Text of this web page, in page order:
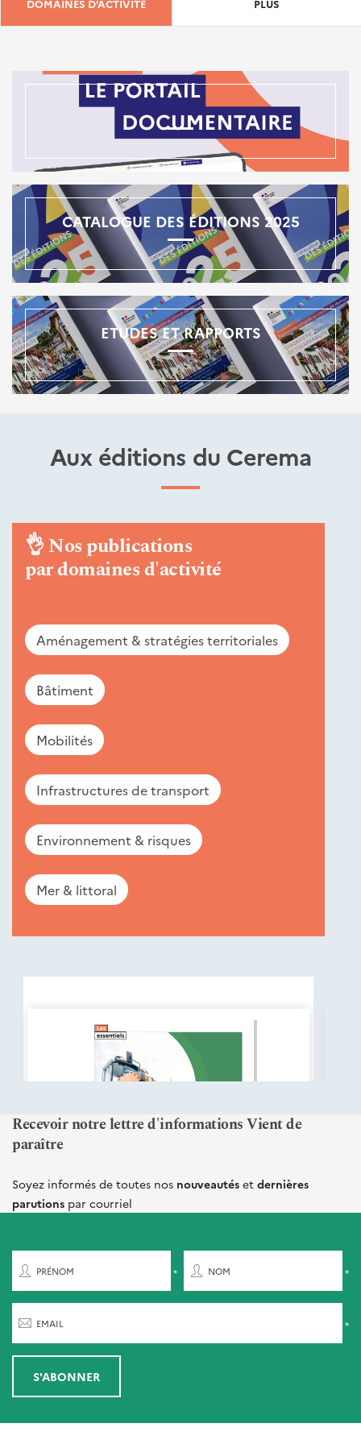
DOMAINES D'ACTIVITÉ PLUS
CATALOGUE DES ÉDITIONS 2025
ETUDES ET RAPPORTS
Aux éditions du Cerema
👌Nos publications
par domaines d'activité
Aménagement & stratégies territoriales
Bâtiment
Mobilités
Infrastructures de transport
Environnement & risques
Mer & littoral
Nouveautés
Recevoir notre lettre d'informations Vient de
paraître
Soyez informés de toutes nos nouveautés et dernières
parutions par courriel
PRÉNOM NOM
EMAIL
S'ABONNER